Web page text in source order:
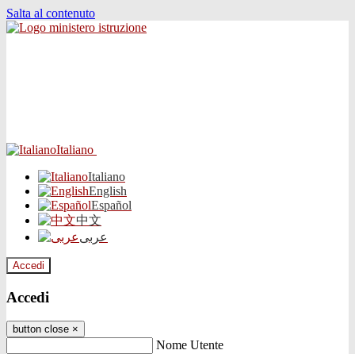
Salta al contenuto
Italiano
Italiano
English
Español
中文
عربى
Accedi
Accedi
button close ×
Nome Utente